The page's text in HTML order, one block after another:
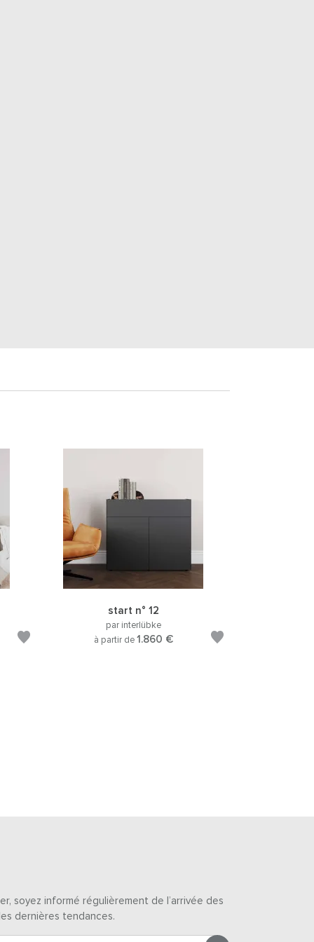
start n° 12
par interlübke
à partir de 1.860 €
soyez informé régulièrement de l’arrivée des
dernières tendances.